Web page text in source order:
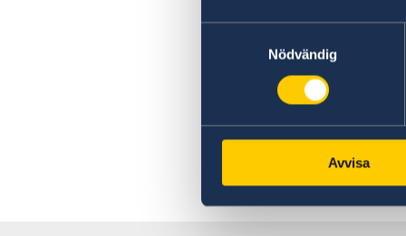
Nödvändig
Avvisa